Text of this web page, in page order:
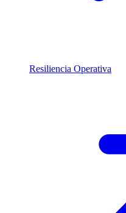
Resiliencia Operativa